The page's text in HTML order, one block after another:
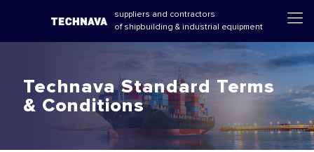
suppliers and contractors
of shipbuilding & industrial equipment
Technava Standard Terms
& Conditions